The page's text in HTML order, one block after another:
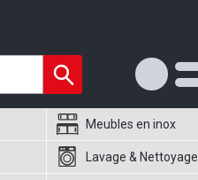
Meubles en inox
Lavage & Nettoyage